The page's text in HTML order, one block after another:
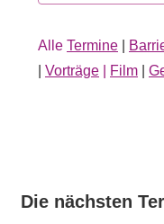
Alle Termine
Vorträge Film
Die nächsten